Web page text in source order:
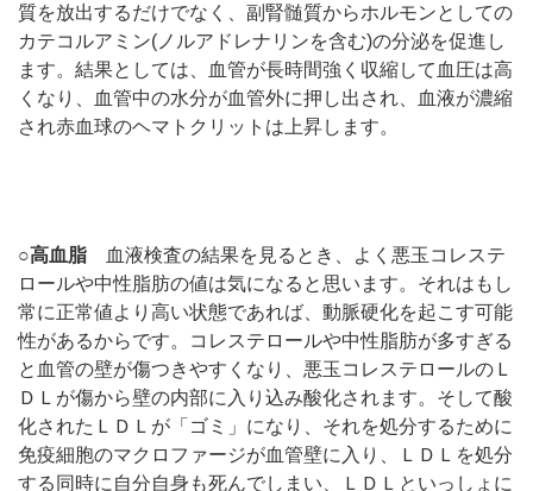
質を放出するだけでなく、副腎髄質からホルモンとしての
カテコルアミン(ノルアドレナリンを含む)の分泌を促進し
ます。結果としては、血管が長時間強く収縮して血圧は高
くなり、血管中の水分が血管外に押し出され、血液が濃縮
され赤血球のヘマトクリットは上昇します。
○高血脂 血液検査の結果を見るとき、よく悪玉コレステ
ロールや中性脂肪の値は気になると思います。それはもし
常に正常値より高い状態であれば、動脈硬化を起こす可能
性があるからです。コレステロールや中性脂肪が多すぎる
と血管の壁が傷つきやすくなり、悪玉コレステロールのＬ
ＤＬが傷から壁の内部に入り込み酸化されます。そして酸
化されたＬＤＬが「ゴミ」になり、それを処分するために
免疫細胞のマクロファージが血管壁に入り、ＬＤＬを処分
する同時に自分自身も死んでしまい、ＬＤＬといっしょに